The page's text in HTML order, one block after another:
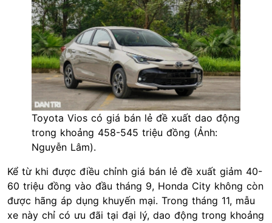
Toyota Vios có giá bán lẻ đề xuất dao động
trong khoảng 458-545 triệu đồng (Ảnh:
Nguyễn Lâm).
Kể từ khi được điều chỉnh giá bán lẻ đề xuất giảm 40-
60 triệu đồng vào đầu tháng 9, Honda City không còn
được hãng áp dụng khuyến mại. Trong tháng 11, mẫu
xe này chỉ có ưu đãi tại đại lý, dao động trong khoảng